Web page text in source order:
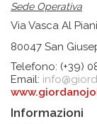
Sede Operativa
Via Vasca Al
80047 San
Telefono: (+39)
Email:
Informazioni